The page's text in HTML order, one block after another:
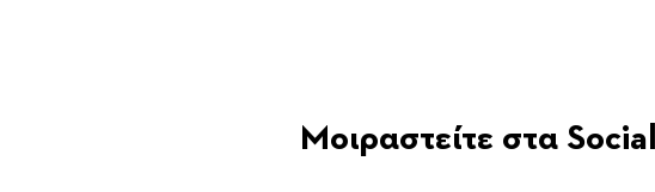
Μοιραστείτε στα